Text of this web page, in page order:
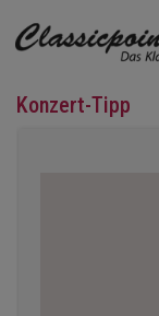
Konzert-Tipp